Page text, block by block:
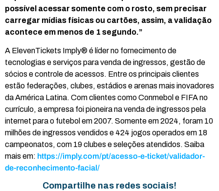
possível acessar somente com o rosto, sem precisar
carregar mídias físicas ou cartões, assim, a validação
acontece em menos de 1 segundo.”
A ElevenTickets Imply® é líder no fornecimento de
tecnologias e serviços para venda de ingressos, gestão de
sócios e controle de acessos. Entre os principais clientes
estão federações, clubes, estádios e arenas mais inovadores
da América Latina. Com clientes como Conmebol e FIFA no
currículo, a empresa foi pioneira na venda de ingressos pela
internet para o futebol em 2007. Somente em 2024, foram 10
milhões de ingressos vendidos e 424 jogos operados em 18
campeonatos, com 19 clubes e seleções atendidos. Saiba
mais em: https://imply.com/pt/acesso-e-ticket/validador-
de-reconhecimento-facial/
Compartilhe nas redes sociais!